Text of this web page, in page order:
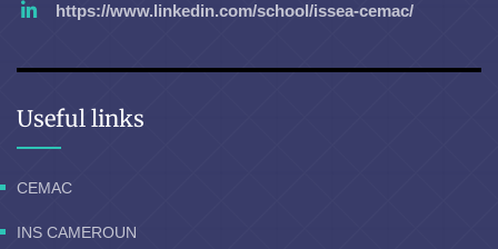
https://www.linkedin.com/school/issea-cemac/
Useful links
CEMAC
INS CAMEROUN